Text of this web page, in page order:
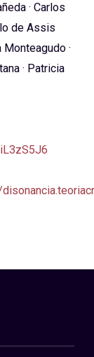
· Carlos
de Assis
·
· Patricia